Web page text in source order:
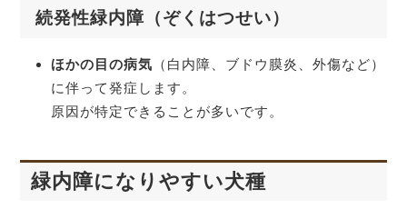
続発性緑内障（ぞくはつせい）
ほかの目の病気 （白内障、ブドウ膜炎、外傷など）
に伴って発症します。
原因が特定できることが多いです。
緑内障になりやすい犬種